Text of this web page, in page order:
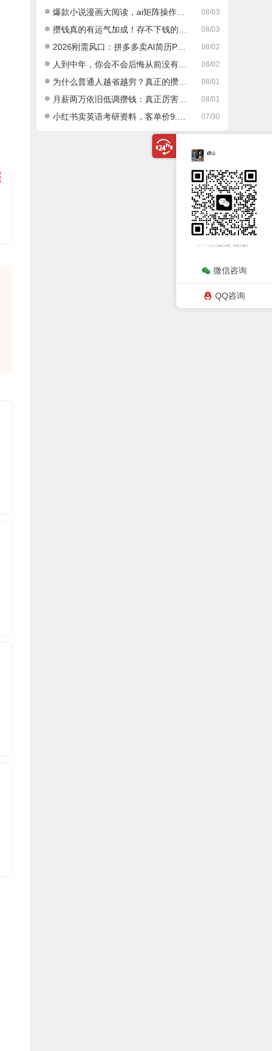
08/03
爆款小说漫画大阅读，ai矩阵操作，当天可见收益，号称日入400+
08/03
攒钱真的有运气加成！存不下钱的人，大多栽在这一点
08/02
2026刚需风口：拼多多卖AI简历PPT，可矩阵放大，小白也能干，日入700+！
08/02
人到中年，你会不会后悔从前没有好好攒钱？
08/01
为什么普通人越省越穷？真正的攒钱逻辑很多人都搞错了
08/01
月薪两万依旧低调攒钱：真正厉害的成年人，从不乱消费
07/30
小红书卖英语考研资料，客单价9.9，250天卖了16w!
微信咨询
QQ咨询